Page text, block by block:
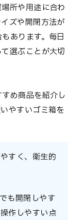
所や用途に合わ
ズや開閉方法が
あります。毎日
選ぶことが大切
め商品を紹介し
やすいゴミ箱を
すく、衛生的
も開閉しやす
作しやすい点